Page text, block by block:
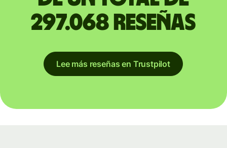
297.068 reseñas
Lee más reseñas en Trustpilot